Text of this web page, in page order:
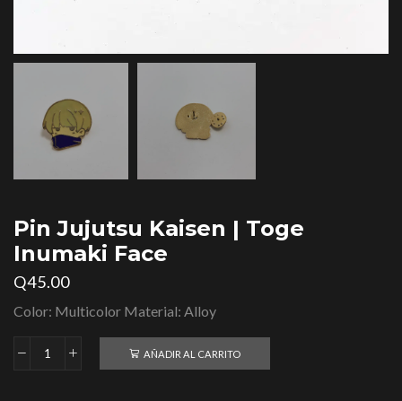
Pin Jujutsu Kaisen | Toge
Inumaki Face
Q45.00
Color: Multicolor Material: Alloy
AÑADIR AL CARRITO